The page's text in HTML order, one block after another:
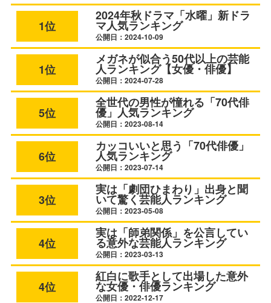
1位
2024年秋ドラマ「水曜」新ドラ
マ人気ランキング
公開日：2024-10-09
1位
メガネが似合う50代以上の芸能
人ランキング【女優・俳優】
公開日：2024-07-28
5位
全世代の男性が憧れる「70代俳
優」人気ランキング
公開日：2023-08-14
6位
カッコいいと思う「70代俳優」
人気ランキング
公開日：2023-07-14
3位
実は「劇団ひまわり」出身と聞
いて驚く芸能人ランキング
公開日：2023-05-08
4位
実は「師弟関係」を公言してい
る意外な芸能人ランキング
公開日：2023-03-13
4位
紅白に歌手として出場した意外
な女優・俳優ランキング
公開日：2022-12-17